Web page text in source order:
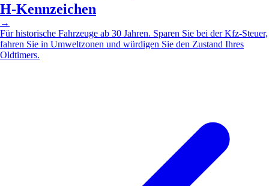
H-Kennzeichen
→
Für historische Fahrzeuge ab 30 Jahren. Sparen Sie bei der Kfz-Steuer,
fahren Sie in Umweltzonen und würdigen Sie den Zustand Ihres
Oldtimers.